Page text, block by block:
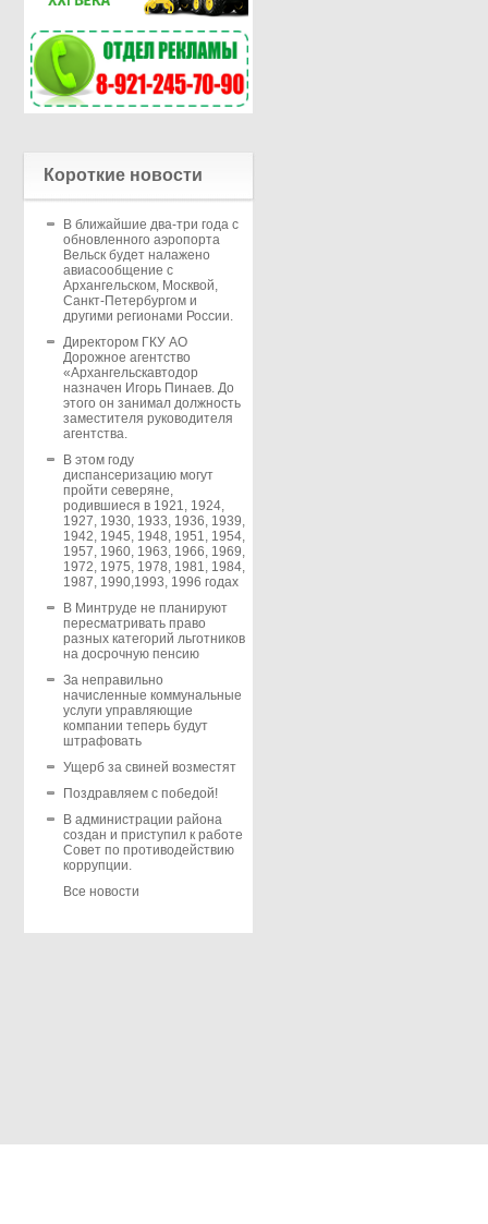
Короткие новости
В ближайшие два-три года с
обновленного аэропорта
Вельск будет налажено
авиасообщение с
Архангельском, Москвой,
Санкт-Петербургом и
другими регионами России.
Директором ГКУ АО
Дорожное агентство
«Архангельскавтодор
назначен Игорь Пинаев. До
этого он занимал должность
заместителя руководителя
агентства.
В этом году
диспансеризацию могут
пройти северяне,
родившиеся в 1921, 1924,
1927, 1930, 1933, 1936, 1939,
1942, 1945, 1948, 1951, 1954,
1957, 1960, 1963, 1966, 1969,
1972, 1975, 1978, 1981, 1984,
1987, 1990,1993, 1996 годах
В Минтруде не планируют
пересматривать право
разных категорий льготников
на досрочную пенсию
За неправильно
начисленные коммунальные
услуги управляющие
компании теперь будут
штрафовать
Ущерб за свиней возместят
Поздравляем с победой!
В администрации района
создан и приступил к работе
Совет по противодействию
коррупции.
Все новости